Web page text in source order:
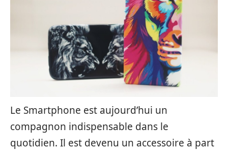
Le Smartphone est aujourd’hui un
compagnon indispensable dans le
quotidien. Il est devenu un accessoire à part